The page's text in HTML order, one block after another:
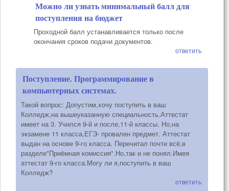
Можно ли узнать минимальный балл для
поступления на бюджет
Проходной балл устанавливается только после
окончания сроков подачи документов.
ответить
Поступление. Программирование в
компьютерных системах.
Такой вопрос: Допустим,хочу поступить в ваш
Колледж,на вышеуказанную специальность.Аттестат
имеет на 3. Учился 9-й и после,11-й классы. Но,на
экзамене 11 класса,ЕГЭ- провален предмет. Аттестат
выдан на основе 9-го класса. Перечитал почти всё,в
разделе"Приёмная комиссия".Но,так и не понял.Имея
аттестат 9-го класса.Могу ли я,поступить в ваш
Колледж?
ответить